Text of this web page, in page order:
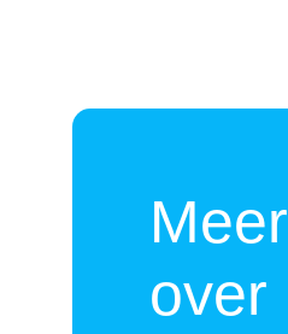
Meer
over